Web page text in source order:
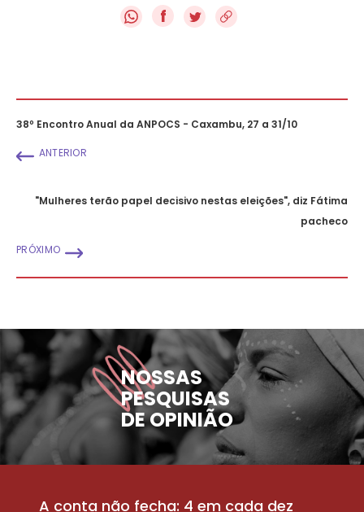
f
38º Encontro Anual da ANPOCS - Caxambu, 27 a 31/10
ANTERIOR
"Mulheres terão papel decisivo nestas eleições", diz Fátima
pacheco
PRÓXIMO
NOSSAS
PESQUISAS
DE OPINIÃO
A conta não fecha: 4 em cada dez